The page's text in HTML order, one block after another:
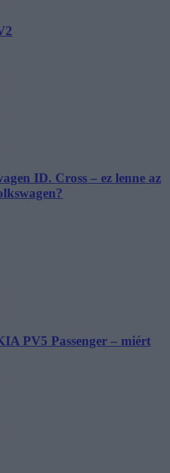
ID. Cross – ez lenne az
PV5 Passenger – miért